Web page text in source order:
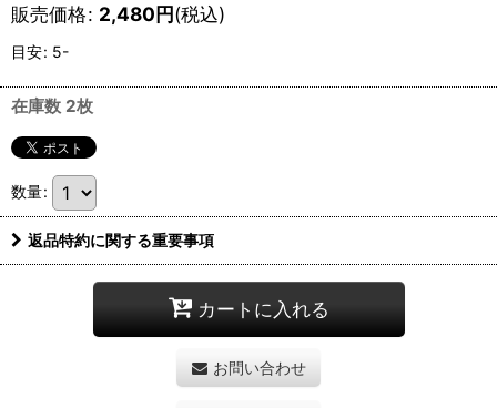
販売価格: 2,480円(税込)
目安: 5-
在庫数 2枚
数量:
返品特約に関する重要事項
カートに入れる
お問い合わせ